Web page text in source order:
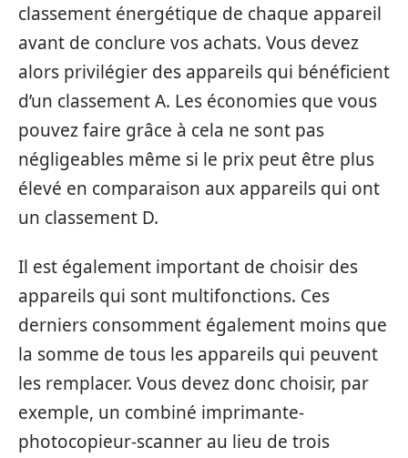
classement énergétique de chaque appareil
avant de conclure vos achats. Vous devez
alors privilégier des appareils qui bénéficient
d’un classement A. Les économies que vous
pouvez faire grâce à cela ne sont pas
négligeables même si le prix peut être plus
élevé en comparaison aux appareils qui ont
un classement D.
Il est également important de choisir des
appareils qui sont multifonctions. Ces
derniers consomment également moins que
la somme de tous les appareils qui peuvent
les remplacer. Vous devez donc choisir, par
exemple, un combiné imprimante-
photocopieur-scanner au lieu de trois